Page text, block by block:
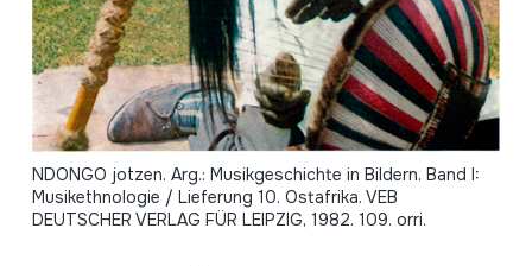
NDONGO jotzen. Arg.: Musikgeschichte in Bildern. Band I:
Musikethnologie / Lieferung 10. Ostafrika. VEB
DEUTSCHER VERLAG FÜR LEIPZIG, 1982. 109. orri.